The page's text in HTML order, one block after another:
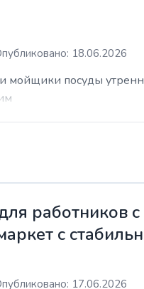
18.06.2026
мойщики посуды
работников
с
17.06.2026